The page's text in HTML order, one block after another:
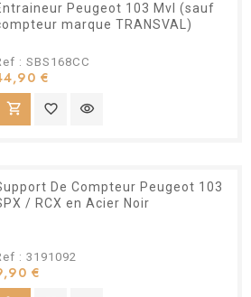
Peugeot 103 Mvl (sauf
marque TRANSVAL)
: SBS168CC
€
shopping_cart favorite_border visibility
De Compteur Peugeot 103
/ RCX en Acier Noir
: 3191092
€